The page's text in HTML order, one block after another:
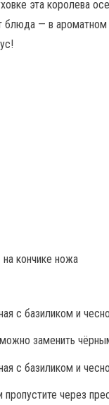
эта королева
— в
кончике ножа
заменить
пропустите через